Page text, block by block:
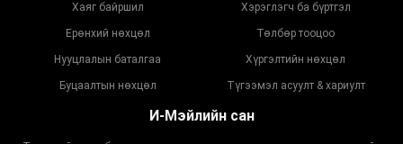
Хаяг байршил
Ерөнхий нөхцөл
Нууцлалын баталгаа
Буцаалтын нөхцөл
Хэрэглэгч ба бүртгэл
Төлбөр тооцоо
Хүргэлтийн нөхцөл
Түгээмэл асуулт & хариулт
И-Мэйлийн сан